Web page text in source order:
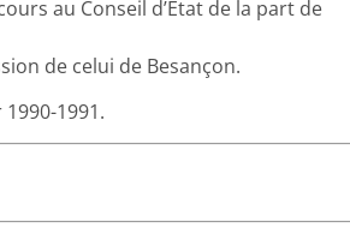
au Conseil d’Etat de la part de
de celui de Besançon.
1991.